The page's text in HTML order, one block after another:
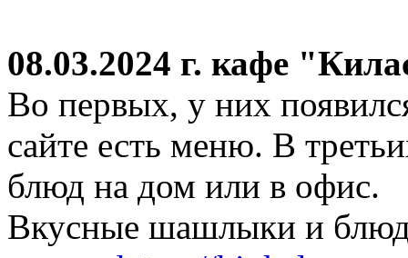
08.03.2024 г. кафе
Во первых, у них
сайте есть меню. В
блюд на дом или в офис.
Вкусные шашлыки и